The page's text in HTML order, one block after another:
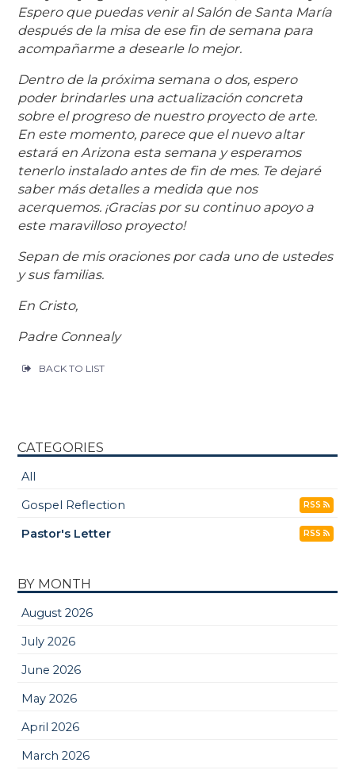
Espero que puedas venir al Salón de Santa María
después de la misa de ese fin de semana para
acompañarme a desearle lo mejor.
Dentro de la próxima semana o dos, espero
poder brindarles una actualización concreta
sobre el progreso de nuestro proyecto de arte.
En este momento, parece que el nuevo altar
estará en Arizona esta semana y esperamos
tenerlo instalado antes de fin de mes. Te dejaré
saber más detalles a medida que nos
acerquemos. ¡Gracias por su continuo apoyo a
este maravilloso proyecto!
Sepan de mis oraciones por cada uno de ustedes
y sus familias.
En Cristo,
Padre Connealy
BACK TO LIST
CATEGORIES
All
Gospel Reflection
RSS
Pastor's Letter RSS
BY MONTH
August 2026
July 2026
June 2026
May 2026
April 2026
March 2026